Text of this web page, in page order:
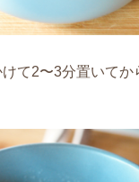
て2〜3分置いてか